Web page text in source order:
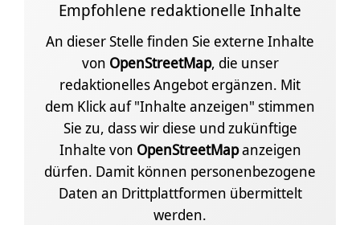
Empfohlene redaktionelle Inhalte
An dieser Stelle finden Sie externe Inhalte
von OpenStreetMap, die unser
redaktionelles Angebot ergänzen. Mit
dem Klick auf "Inhalte anzeigen" stimmen
Sie zu, dass wir diese und zukünftige
Inhalte von OpenStreetMapanzeigen
dürfen. Damit können personenbezogene
Daten an Drittplattformen übermittelt
werden.